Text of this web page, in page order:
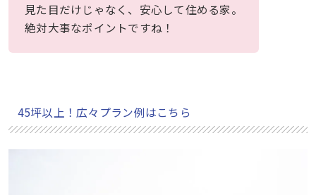
見た目だけじゃなく、安心して住める家。
絶対大事なポイントですね！
45坪以上！広々プラン例はこちら